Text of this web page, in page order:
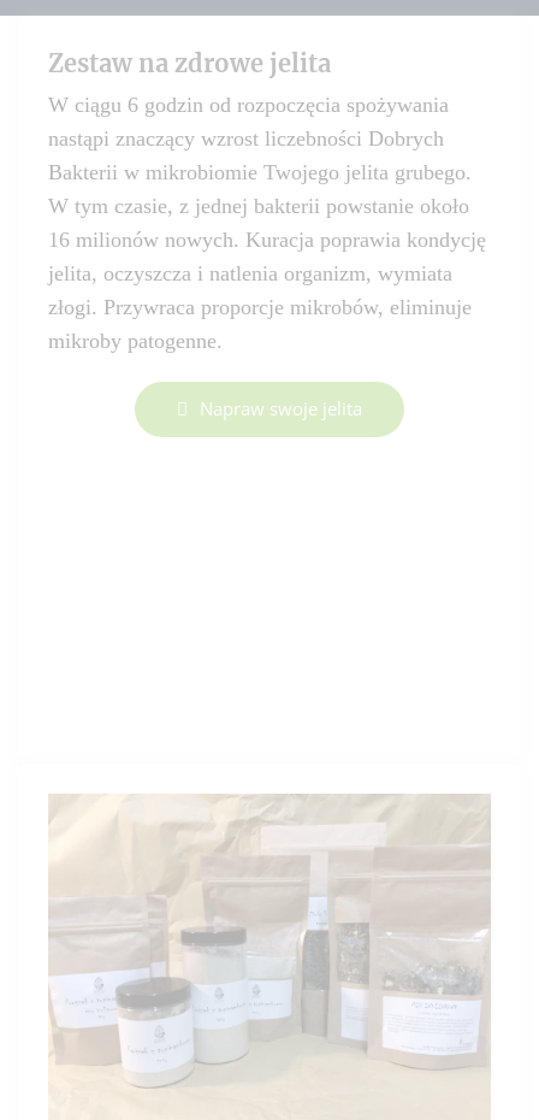
Zestaw na zdrowe jelita
W ciągu 6 godzin od rozpoczęcia spożywania
nastąpi znaczący wzrost liczebności Dobrych
Bakterii w mikrobiomie Twojego jelita grubego.
W tym czasie, z jednej bakterii powstanie około
16 milionów nowych. Kuracja poprawia kondycję
jelita, oczyszcza i natlenia organizm, wymiata
złogi. Przywraca proporcje mikrobów, eliminuje
mikroby patogenne.
Napraw swoje jelita